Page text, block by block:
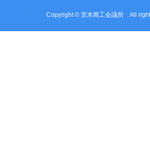
Copyright © 茨木商工会議所 All